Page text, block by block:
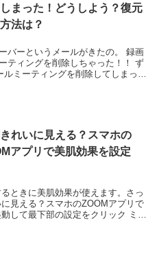
まった！どうしよう？復元
法は？
バーというメールがきたの。 録画
ィングを削除しちゃった！！ ず
きれいに見える？スマホの
アプリで美肌効果を設定
て最下部の設定をクリック ミー